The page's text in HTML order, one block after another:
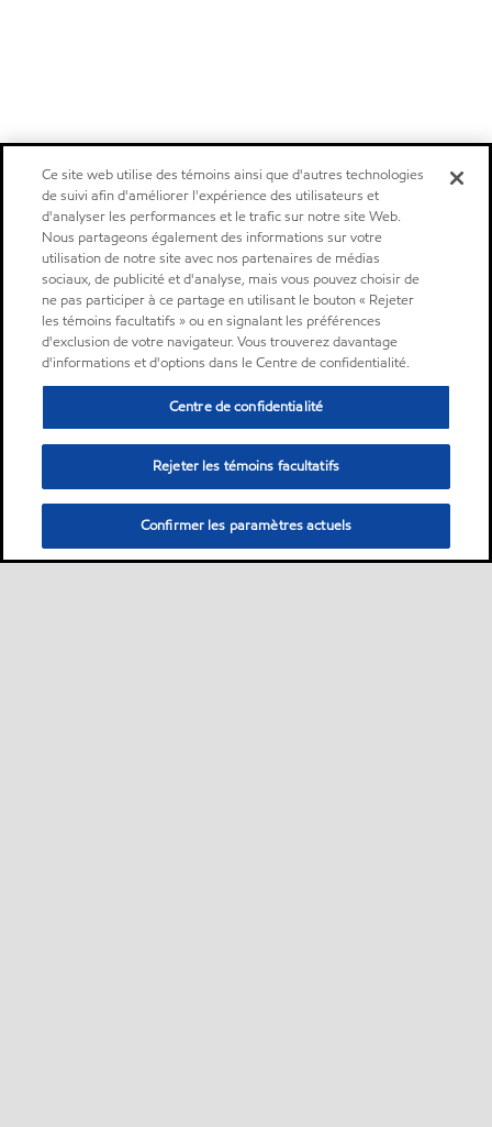
Ce site web utilise des témoins ainsi que d'autres technologies
de suivi afin d'améliorer l'expérience des utilisateurs et
d'analyser les performances et le trafic sur notre site Web.
Nous partageons également des informations sur votre
utilisation de notre site avec nos partenaires de médias
sociaux, de publicité et d'analyse, mais vous pouvez choisir de
ne pas participer à ce partage en utilisant le bouton « Rejeter
les témoins facultatifs » ou en signalant les préférences
d'exclusion de votre navigateur. Vous trouverez davantage
d'informations et d'options dans le Centre de confidentialité.
Centre de confidentialité
Rejeter les témoins facultatifs
Confirmer les paramètres actuels